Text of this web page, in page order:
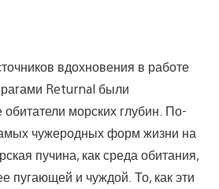
вдохновения в работе
Returnal были
морских глубин. По-
чужеродных форм жизни на
пучина, как среда обитания,
пугающей и чуждой. То, как эти